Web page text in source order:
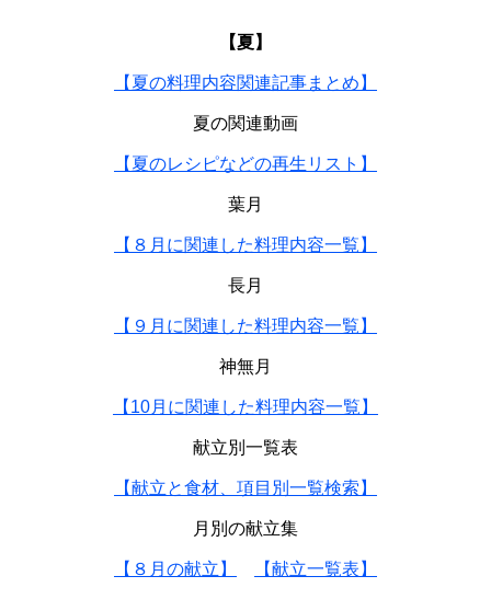
【夏】
【夏の料理内容関連記事まとめ】
夏の関連動画
【夏のレシピなどの再生リスト】
葉月
【８月に関連した料理内容一覧】
長月
【９月に関連した料理内容一覧】
神無月
【10月に関連した料理内容一覧】
献立別一覧表
【献立と食材、項目別一覧検索】
月別の献立集
【８月の献立】 【献立一覧表】